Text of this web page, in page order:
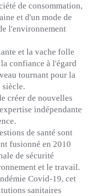
de consommation,
et d'un mode de
l'environnement
et la vache folle
confiance à l'égard
tournant pour la
siècle.
créer de nouvelles
indépendante
de santé sont
fusionné en 2010
de sécurité
et le travail.
Covid-19, cet
sanitaires